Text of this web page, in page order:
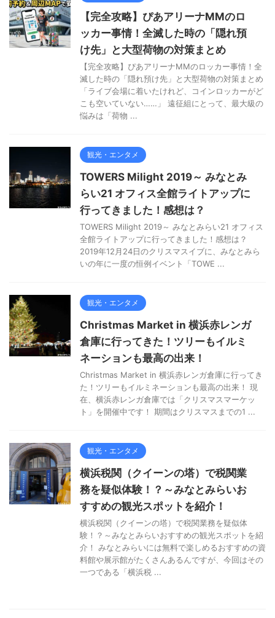
【完全攻略】ぴあアリーナMMのロ
ッカー事情！全滅した時の「隠れ預
け先」と大型荷物の対策まとめ
【完全攻略】ぴあアリーナMMのロッカー事情！全
滅した時の「隠れ預け先」と大型荷物の対策まとめ
「ライブ会場に着いたけれど、コインロッカーがど
こも空いていない……」 遠征組にとって、最大級の
悩みは「荷物 ...
観光・エンタメ
TOWERS Milight 2019～ みなとみ
らい21 オフィス全館ライトアップに
行ってきました！感想は？
TOWERS Milight 2019～ みなとみらい21 オフィス
全館ライトアップに行ってきました！感想は？
2019年12月24日のクリスマスイブに、みなとみら
いの年に一度の恒例イベント「TOWE ...
観光・エンタメ
Christmas Market in 横浜赤レンガ
倉庫に行ってきた！ツリーもイルミ
ネーションも最高の出来！
Christmas Market in 横浜赤レンガ倉庫に行ってき
た！ツリーもイルミネーションも最高の出来！ 現
在、横浜赤レンガ倉庫では「クリスマスマーケッ
ト」を開催中です！ 期間はクリスマスまでの1 ...
観光・エンタメ
横浜税関（クイーンの塔）で税関業
務を疑似体験！？～みなとみらいお
すすめの観光スポットを紹介！
横浜税関（クイーンの塔）で税関業務を疑似体
験！？～みなとみらいおすすめの観光スポットを紹
介！ みなとみらいには無料で楽しめるおすすめの資
料館や展示館がたくさんあるんですが、今回はその
一つである「横浜税 ...